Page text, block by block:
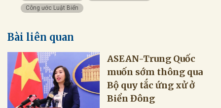
Công ước Luật Biển
Bài liên quan
ASEAN-Trung Quốc
muốn sớm thông qua
Bộ quy tắc ứng xử ở
Biển Đông